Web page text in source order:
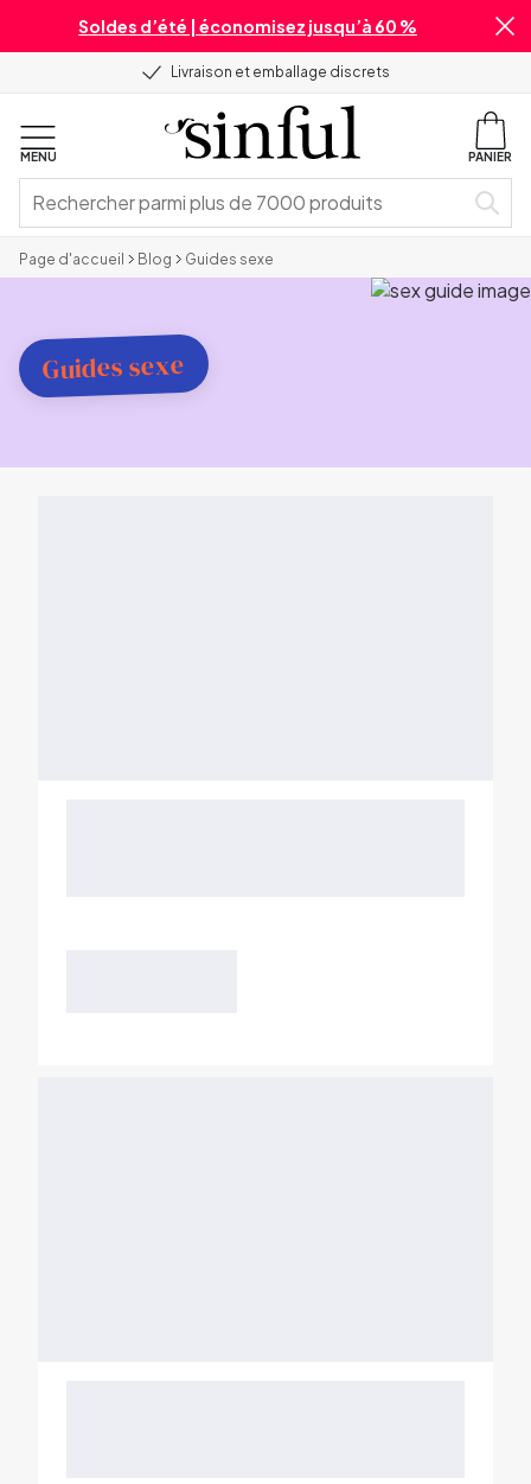
Soldes d’été | économisez jusqu’à 60 %
Livraison et emballage discrets
MENU PANIER
Page d'accueil Blog Guides sexe
Guides sexe